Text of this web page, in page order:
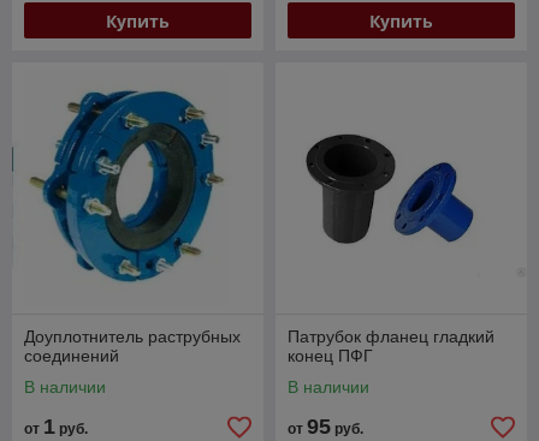
Купить Купить
Доуплотнитель раструбных
соединений
В наличии
от 1 руб.
Патрубок фланец гладкий
конец ПФГ
В наличии
от 95 руб.